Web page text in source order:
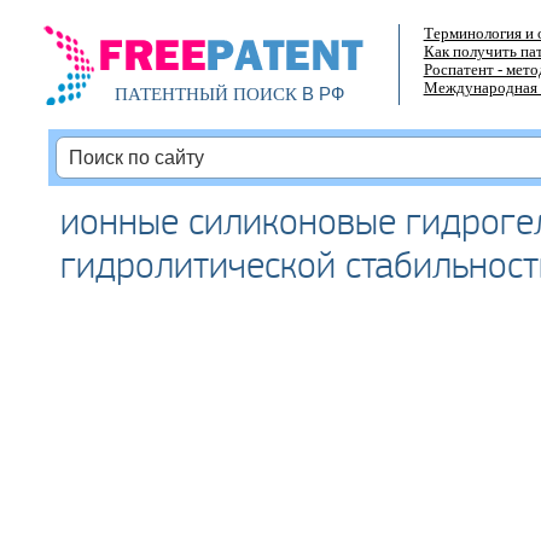
ПАТЕНТНЫЙ ПОИСКВ РФ
Терминология и
Как получить
Роспатент -
Международная
ионные силиконовые
гидролитической